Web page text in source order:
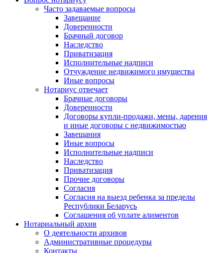
Часто задаваемые вопросы
Завещание
Доверенности
Брачный договор
Наследство
Приватизация
Исполнительные надписи
Отчуждение недвижимого имущества
Иные вопросы
Нотариус отвечает
Брачные договоры
Доверенности
Договоры купли-продажи, мены, дарения
и иные договоры с недвижимостью
Завещания
Иные вопросы
Исполнительные надписи
Наследство
Приватизация
Прочие договоры
Согласия
Согласия на выезд ребенка за пределы
Республики Беларусь
Соглашения об уплате алиментов
Нотариальный архив
О деятельности архивов
Административные процедуры
Контакты